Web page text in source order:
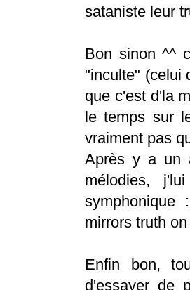
sataniste leur
Bon sinon ^^
"inculte" (celui
que c'est d'la
le temps sur
vraiment pas
Après y a un
mélodies,
mirrors truth
Enfin bon,
d'essayer de